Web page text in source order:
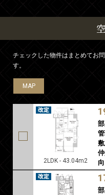
チェックした物件はまとめてお
す。
MAP
2LDK - 43.04m2
MAP
MAP